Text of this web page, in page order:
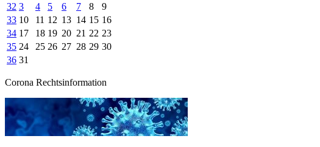
32 3 4 5 6 7 8
9
33 10 11 12 13 14 15 16
34 17 18 19 20 21 22 23
35 24 25 26 27 28 29 30
36 31
Corona Rechtsinformation